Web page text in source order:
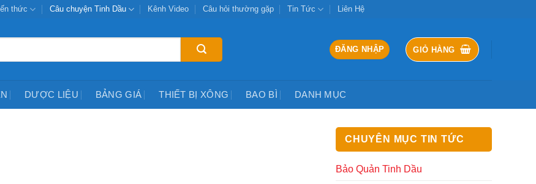
thức Câu chuyện Tinh Dầu Kênh Video Câu hỏi thường gặp Tin Tức Liên Hệ
ĐĂNG NHẬP GIỎ HÀNG
DƯỢC LIỆU BẢNG GIÁ THIẾT BỊ XÔNG BAO BÌ DANH MỤC
CHUYÊN MỤC TIN TỨC
Bảo Quản Tinh Dầu